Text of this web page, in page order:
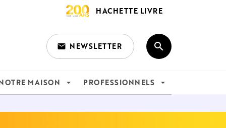
HACHETTE LIVRE
email NEWSLETTER search
MAISON arrow_drop_down PROFESSIONNELS arrow_drop_down